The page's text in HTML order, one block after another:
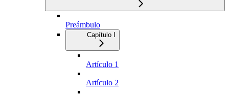
Preámbulo
Capítulo I
Artículo 1
Artículo 2